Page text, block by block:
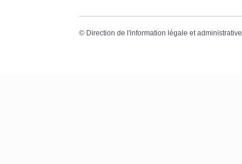
© Direction de l'information légale et administrative